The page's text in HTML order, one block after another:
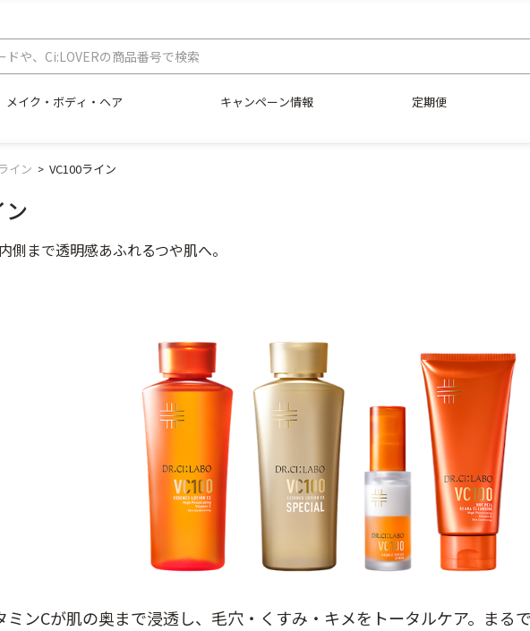
メイク・ボディ・ヘア キャンペーン情報 定期便
イン VC100ライン
側まで透明感あふれるつや肌へ。
ミンCが肌の奥まで浸透し、毛穴・くすみ・キメをトータルケア。まる